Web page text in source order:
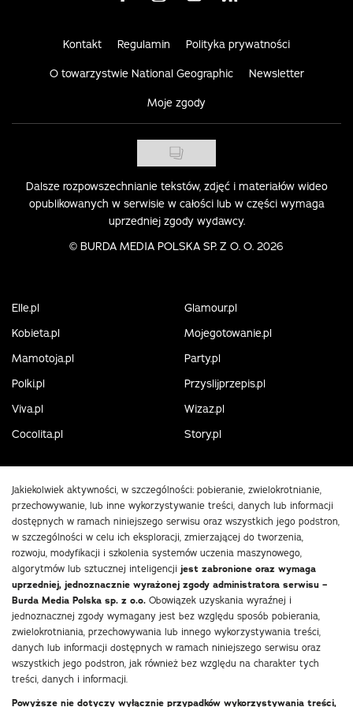
Kontakt Regulamin Polityka prywatności
O towarzystwie National Geographic Newsletter
Moje zgody
Dalsze rozpowszechnianie tekstów, zdjęć i materiałów wideo
opublikowanych w serwisie w całości lub w części wymaga
uprzedniej zgody wydawcy.
© BURDA MEDIA POLSKA SP. Z O. O. 2026
Elle.pl
Glamour.pl
Kobieta.pl
Mojegotowanie.pl
Mamotoja.pl
Party.pl
Polki.pl
Przyslijprzepis.pl
Viva.pl
Wizaz.pl
Cocolita.pl
Story.pl
Jakiekolwiek aktywności, w szczególności: pobieranie, zwielokrotnianie,
przechowywanie, lub inne wykorzystywanie treści, danych lub informacji
dostępnych w ramach niniejszego serwisu oraz wszystkich jego podstron,
w szczególności w celu ich eksploracji, zmierzającej do tworzenia,
rozwoju, modyfikacji i szkolenia systemów uczenia maszynowego,
algorytmów lub sztucznej inteligencji jest zabronione oraz wymaga
uprzedniej, jednoznacznie wyrażonej zgody administratora serwisu –
Burda Media Polska sp. z o.o. Obowiązek uzyskania wyraźnej i
jednoznacznej zgody wymagany jest bez względu sposób pobierania,
zwielokrotniania, przechowywania lub innego wykorzystywania treści,
danych lub informacji dostępnych w ramach niniejszego serwisu oraz
wszystkich jego podstron, jak również bez względu na charakter tych
treści, danych i informacji.
Powyższe nie dotyczy wyłącznie przypadków wykorzystywania treści,